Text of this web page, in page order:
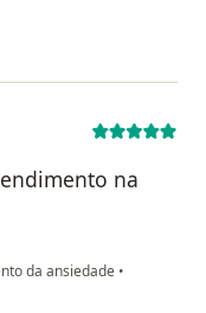
na
da ansiedade •